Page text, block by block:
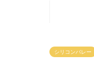
シリコンバレー